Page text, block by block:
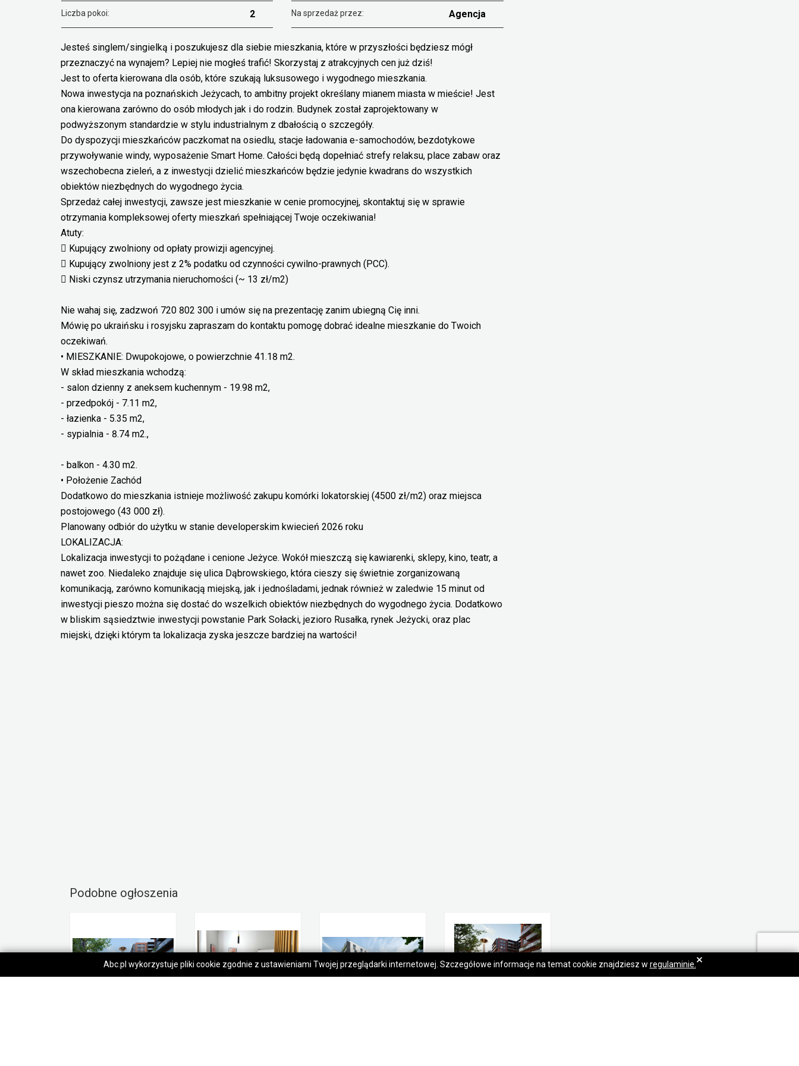
Liczba pokoi: 2 Na sprzedaż przez: Agencja
Jesteś singlem/singielką i poszukujesz dla siebie mieszkania, które w przyszłości będziesz mógł
przeznaczyć na wynajem? Lepiej nie mogłeś trafić! Skorzystaj z atrakcyjnych cen już dziś!
Jest to oferta kierowana dla osób, które szukają luksusowego i wygodnego mieszkania.
Nowa inwestycja na poznańskich Jeżycach, to ambitny projekt określany mianem miasta w mieście! Jest
ona kierowana zarówno do osób młodych jak i do rodzin. Budynek został zaprojektowany w
podwyższonym standardzie w stylu industrialnym z dbałością o szczegóły.
Do dyspozycji mieszkańców paczkomat na osiedlu, stacje ładowania e-samochodów, bezdotykowe
przywoływanie windy, wyposażenie Smart Home. Całości będą dopełniać strefy relaksu, place zabaw oraz
wszechobecna zieleń, a z inwestycji dzielić mieszkańców będzie jedynie kwadrans do wszystkich
obiektów niezbędnych do wygodnego życia.
Sprzedaż całej inwestycji, zawsze jest mieszkanie w cenie promocyjnej, skontaktuj się w sprawie
otrzymania kompleksowej oferty mieszkań spełniającej Twoje oczekiwania!
Atuty:
 Kupujący zwolniony od opłaty prowizji agencyjnej.
 Kupujący zwolniony jest z 2% podatku od czynności cywilno-prawnych (PCC).
 Niski czynsz utrzymania nieruchomości (~ 13 zł/m2)
Nie wahaj się, zadzwoń 720 802 300 i umów się na prezentację zanim ubiegną Cię inni.
Mówię po ukraińsku i rosyjsku zapraszam do kontaktu pomogę dobrać idealne mieszkanie do Twoich
oczekiwań.
• MIESZKANIE: Dwupokojowe, o powierzchnie 41.18 m2.
W skład mieszkania wchodzą:
- salon dzienny z aneksem kuchennym - 19.98 m2,
- przedpokój - 7.11 m2,
- łazienka - 5.35 m2,
- sypialnia - 8.74 m2.,
- balkon - 4.30 m2.
• Położenie Zachód
Dodatkowo do mieszkania istnieje możliwość zakupu komórki lokatorskiej (4500 zł/m2) oraz miejsca
postojowego (43 000 zł).
Planowany odbiór do użytku w stanie developerskim kwiecień 2026 roku
LOKALIZACJA:
Lokalizacja inwestycji to pożądane i cenione Jeżyce. Wokół mieszczą się kawiarenki, sklepy, kino, teatr, a
nawet zoo. Niedaleko znajduje się ulica Dąbrowskiego, która cieszy się świetnie zorganizowaną
komunikacją, zarówno komunikacją miejską, jak i jednośladami, jednak również w zaledwie 15 minut od
inwestycji pieszo można się dostać do wszelkich obiektów niezbędnych do wygodnego życia. Dodatkowo
w bliskim sąsiedztwie inwestycji powstanie Park Sołacki, jezioro Rusałka, rynek Jeżycki, oraz plac
miejski, dzięki którym ta lokalizacja zyska jeszcze bardziej na wartości!
Podobne ogłoszenia
Abc.pl wykorzystuje pliki cookie zgodnie z ustawieniami Twojej przeglądarki internetowej. Szczegółowe informacje na temat cookie znajdziesz w regulaminie. ×